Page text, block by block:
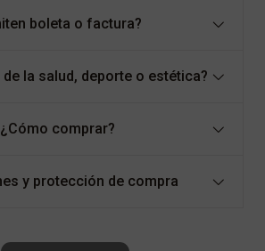
boleta o factura?
de la salud, deporte o estética?
¿Cómo comprar?
y protección de compra